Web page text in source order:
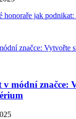
honoraře jak podnikat:
módní značce: